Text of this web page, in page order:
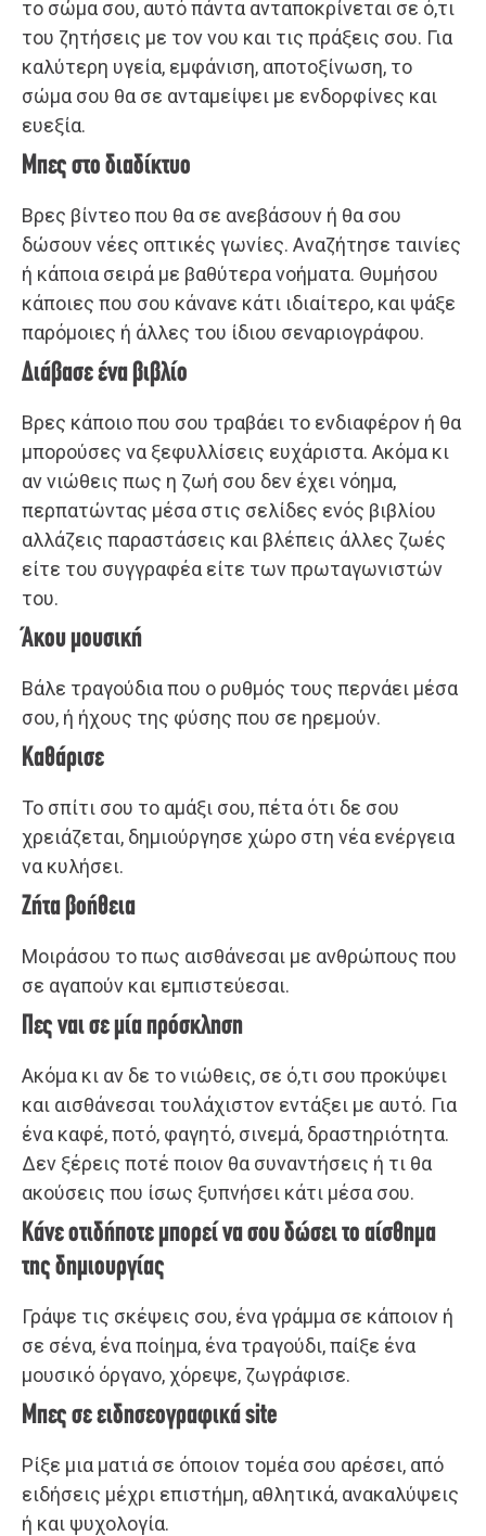
το σώμα σου, αυτό πάντα ανταποκρίνεται σε ό,τι
του ζητήσεις με τον νου και τις πράξεις σου. Για
καλύτερη υγεία, εμφάνιση, αποτοξίνωση, το
σώμα σου θα σε ανταμείψει με ενδορφίνες και
ευεξία.
Μπες στο διαδίκτυο
Βρες βίντεο που θα σε ανεβάσουν ή θα σου
δώσουν νέες οπτικές γωνίες. Αναζήτησε ταινίες
ή κάποια σειρά με βαθύτερα νοήματα. Θυμήσου
κάποιες που σου κάνανε κάτι ιδιαίτερο, και ψάξε
παρόμοιες ή άλλες του ίδιου σεναριογράφου.
Διάβασε ένα βιβλίο
Βρες κάποιο που σου τραβάει το ενδιαφέρον ή θα
μπορούσες να ξεφυλλίσεις ευχάριστα. Ακόμα κι
αν νιώθεις πως η ζωή σου δεν έχει νόημα,
περπατώντας μέσα στις σελίδες ενός βιβλίου
αλλάζεις παραστάσεις και βλέπεις άλλες ζωές
είτε του συγγραφέα είτε των πρωταγωνιστών
του.
Άκου μουσική
Βάλε τραγούδια που ο ρυθμός τους περνάει μέσα
σου, ή ήχους της φύσης που σε ηρεμούν.
Καθάρισε
Το σπίτι σου το αμάξι σου, πέτα ότι δε σου
χρειάζεται, δημιούργησε χώρο στη νέα ενέργεια
να κυλήσει.
Ζήτα βοήθεια
Μοιράσου το πως αισθάνεσαι με ανθρώπους που
σε αγαπούν και εμπιστεύεσαι.
Πες ναι σε μία πρόσκληση
Ακόμα κι αν δε το νιώθεις, σε ό,τι σου προκύψει
και αισθάνεσαι τουλάχιστον εντάξει με αυτό. Για
ένα καφέ, ποτό, φαγητό, σινεμά, δραστηριότητα.
Δεν ξέρεις ποτέ ποιον θα συναντήσεις ή τι θα
ακούσεις που ίσως ξυπνήσει κάτι μέσα σου.
Κάνε οτιδήποτε μπορεί να σου δώσει το αίσθημα
της δημιουργίας
Γράψε τις σκέψεις σου, ένα γράμμα σε κάποιον ή
σε σένα, ένα ποίημα, ένα τραγούδι, παίξε ένα
μουσικό όργανο, χόρεψε, ζωγράφισε.
Μπες σε ειδησεογραφικά site
Ρίξε μια ματιά σε όποιον τομέα σου αρέσει, από
ειδήσεις μέχρι επιστήμη, αθλητικά, ανακαλύψεις
ή και ψυχολογία.